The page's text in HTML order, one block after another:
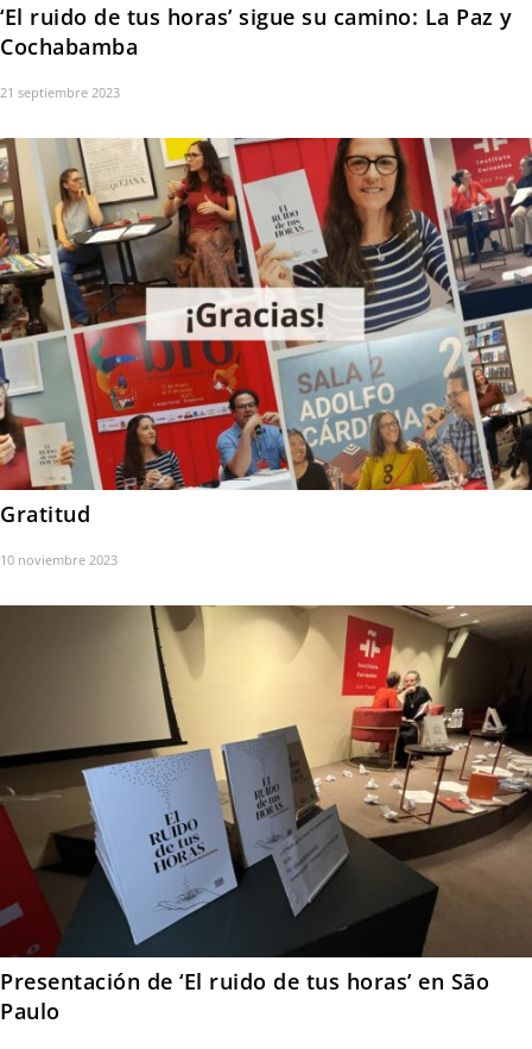
‘El ruido de tus horas’ sigue su camino: La Paz y
Cochabamba
21 septiembre 2023
Gratitud
10 noviembre 2023
Presentación de ‘El ruido de tus horas’ en São
Paulo